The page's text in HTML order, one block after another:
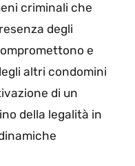
criminali che
degli
e
altri condomini
di un
della legalità in